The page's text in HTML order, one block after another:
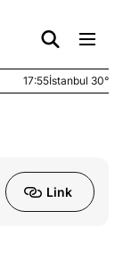
17:55İstanbul 30°
Link